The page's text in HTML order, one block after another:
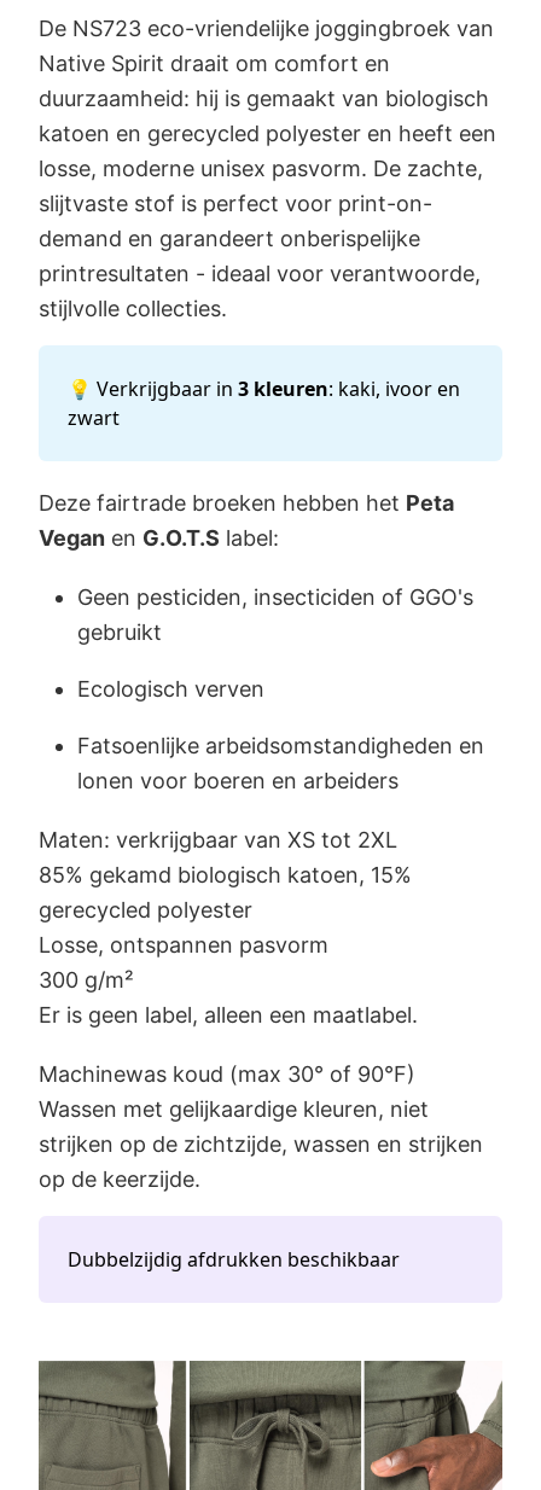
De NS723 eco-vriendelijke joggingbroek van
Native Spirit draait om comfort en
duurzaamheid: hij is gemaakt van biologisch
katoen en gerecycled polyester en heeft een
losse, moderne unisex pasvorm. De zachte,
slijtvaste stof is perfect voor print-on-
demand en garandeert onberispelijke
printresultaten - ideaal voor verantwoorde,
stijlvolle collecties.
💡 Verkrijgbaar in 3 kleuren: kaki, ivoor en
zwart
Deze fairtrade broeken hebben het Peta
Vegan en G.O.T.S label:
Geen pesticiden, insecticiden of GGO's
gebruikt
Ecologisch verven
Fatsoenlijke arbeidsomstandigheden en
lonen voor boeren en arbeiders
Maten: verkrijgbaar van XS tot 2XL
85% gekamd biologisch katoen, 15%
gerecycled polyester
Losse, ontspannen pasvorm
300 g/m²
Er is geen label, alleen een maatlabel.
Machinewas koud (max 30° of 90°F)
Wassen met gelijkaardige kleuren, niet
strijken op de zichtzijde, wassen en strijken
op de keerzijde.
Dubbelzijdig afdrukken beschikbaar